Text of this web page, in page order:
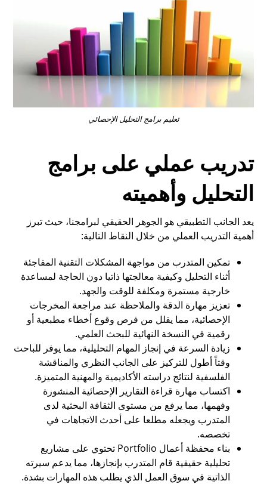
تعليم برامج التحليل الإحصائي
تدريب عملي على برامج
التحليل وأهميته
يعد الجانب التطبيقي هو الجوهر الحقيقي لبرامجنا، حيث تبرز
أهمية التدريب العملي من خلال النقاط التالية:
تمكين المتدرب من مواجهة المشكلات التقنية المفاجئة
أثناء التحليل وكيفية معالجتها ذاتيا دون الحاجة لمساعدة
خارجية مستمرة ومكلفة للوقت والجهد.
تعزيز مهارة الدقة والملاحظة عند مراجعة المخرجات
الإحصائية، مما يقلل من فرص وقوع أخطاء مطبعية أو
رقمية في النسخة النهائية للبحث العلمي.
زيادة السرعة في إنجاز المهام التحليلية، مما يوفر للباحث
وقتاً أطول للتركيز على الجانب النظري والمناقشة
الفلسفية لنتائج دراسته الأكاديمية والمهنية المتميزة.
اكتساب مهارة قراءة التقارير الإحصائية المنشورة
وفهمها، مما يرفع من مستوى الثقافة البحثية لدى
المتدرب ويجعله مطلعا على أحدث الاتجاهات في
تخصصه.
بناء محفظة أعمال Portfolio تحتوي على مشاريع
تحليلية حقيقية قام المتدرب بإنجازها، مما يدعم سيرته
الذاتية في سوق العمل الذي يطلب هذه المهارات بشدة.